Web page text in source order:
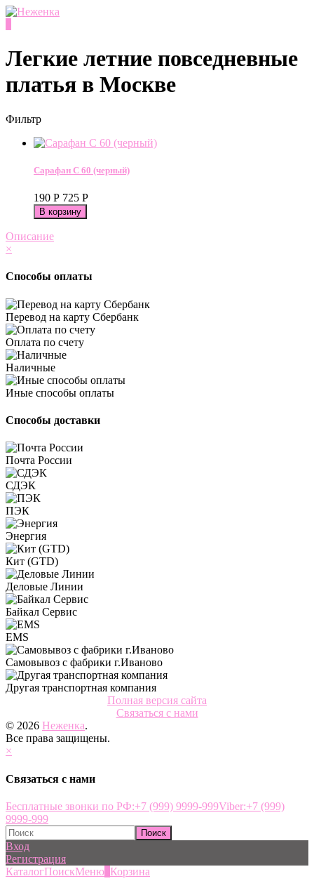
Легкие летние повседневные
платья в Москве
Фильтр
Сарафан С 60 (черный)
190 Р 725 Р
Описание
×
Способы оплаты
Перевод на карту Сбербанк
Оплата по счету
Наличные
Иные способы оплаты
Способы доставки
Почта России
СДЭК
ПЭК
Энергия
Кит (GTD)
Деловые Линии
Байкал Сервис
EMS
Самовывоз с фабрики г.Иваново
Другая транспортная компания
Полная версия сайта
Связаться с нами
© 2026 Неженка.
Все права защищены.
×
Связаться с нами
Бесплатные звонки по РФ:+7 (999) 9999-999Viber:+7 (999)
9999-999
Вход
Регистрация
КаталогПоискМеню Корзина